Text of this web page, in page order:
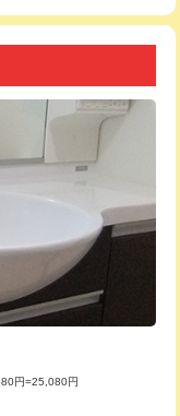
38,500円
現場見積
5,500円
11,000円
33,000円
44,000円
+3,300円
33,000円
11,000円
22,000円
33,000円
円=25,080円